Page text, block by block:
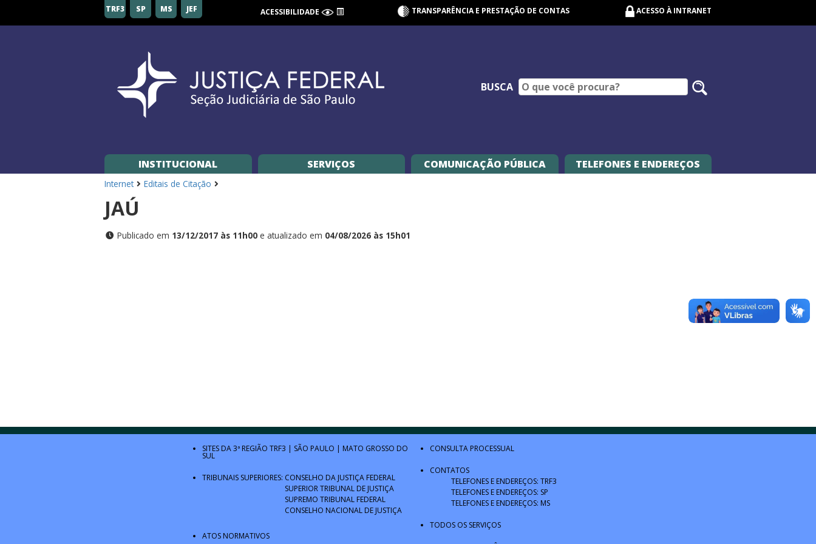
de
TRF3 SP MS JEF ACESSIBILIDADE TRANSPARÊNCIA E PRESTAÇÃO DE CONTAS ACESSO À INTRANET
BUSCA
INSTITUCIONAL SERVIÇOS COMUNICAÇÃO PÚBLICA TELEFONES E ENDEREÇOS
Internet Editais de Citação
JAÚ
Publicado em 13/12/2017 às 11h00 e atualizado em 04/08/2026 às 15h01
SITES DA 3ª REGIÃO TRF3 | SÃO PAULO | MATO GROSSO DO
SUL
TRIBUNAIS SUPERIORES: CONSELHO DA JUSTIÇA FEDERAL
SUPERIOR TRIBUNAL DE JUSTIÇA
SUPREMO TRIBUNAL FEDERAL
CONSELHO NACIONAL DE JUSTIÇA
ATOS NORMATIVOS
CONSULTA PROCESSUAL
CONTATOS
TELEFONES E ENDEREÇOS: TRF3
TELEFONES E ENDEREÇOS: SP
TELEFONES E ENDEREÇOS: MS
TODOS OS SERVIÇOS